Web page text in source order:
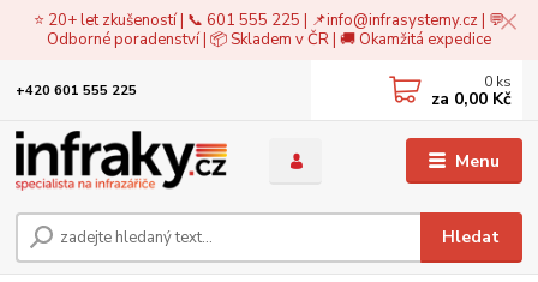
⭐ 20+ let zkušeností | 📞 601 555 225 | 📌info@infrasystemy.cz| 💬
Odborné poradenství | 📦 Skladem v ČR | 🚚 Okamžitá expedice
Menu
Hledat
+420 601 555 225 0 ks
za 0,00 Kč